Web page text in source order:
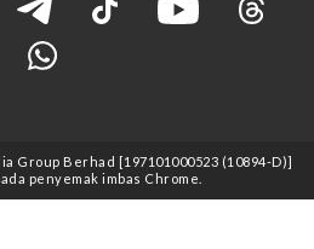
Group Berhad [197101000523 (10894-D)]
penyemak imbas Chrome.